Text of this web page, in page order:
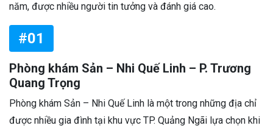
năm, được nhiều người tin tưởng và đánh giá cao.
#01
Phòng khám Sản – Nhi Quế Linh – P. Trương
Quang Trọng
Phòng khám Sản – Nhi Quế Linh là một trong những địa chỉ
được nhiều gia đình tại khu vực TP. Quảng Ngãi lựa chọn khi